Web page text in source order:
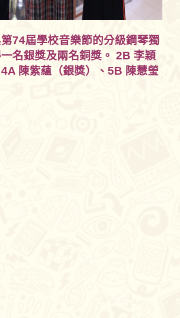
74屆學校音樂節的分級鋼琴獨
名銀獎及兩名銅獎。 2B 李穎
陳紫蘊（銀獎）、5B 陳慧瑩